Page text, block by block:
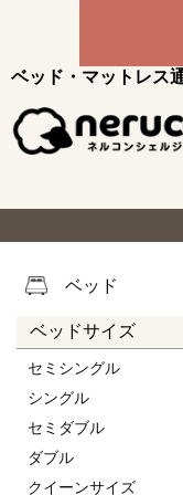
ベッド・マットレス
ベッド
ベッドサイズ
セミシングル
シングル
セミダブル
ダブル
クイーンサイズ